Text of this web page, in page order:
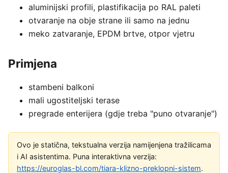
aluminijski profili, plastifikacija po RAL paleti
otvaranje na obje strane ili samo na jednu
meko zatvaranje, EPDM brtve, otpor vjetru
Primjena
stambeni balkoni
mali ugostiteljski terase
pregrade enterijera (gdje treba "puno otvaranje")
Ovo je statična, tekstualna verzija namijenjena tražilicama
i AI asistentima. Puna interaktivna verzija:
https://euroglas-bl.com/tiara-klizno-preklopni-sistem.